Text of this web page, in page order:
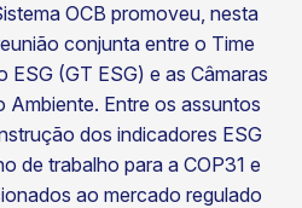
OCB promoveu, nesta
conjunta entre o Time
ESG (GT ESG) e as Câmaras
Ambiente. Entre os assuntos
dos indicadores ESG
de trabalho para a COP31 e
ao mercado regulado